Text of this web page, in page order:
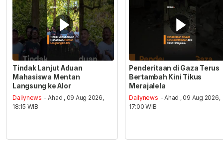
Tindak Lanjut Aduan
Mahasiswa Mentan
Langsung ke Alor
Dailynews - Ahad , 09 Aug 2026,
18:15 WIB
Penderitaan di Gaza Terus
Bertambah Kini Tikus
Merajalela
Dailynews - Ahad , 09 Aug 2026,
17:00 WIB